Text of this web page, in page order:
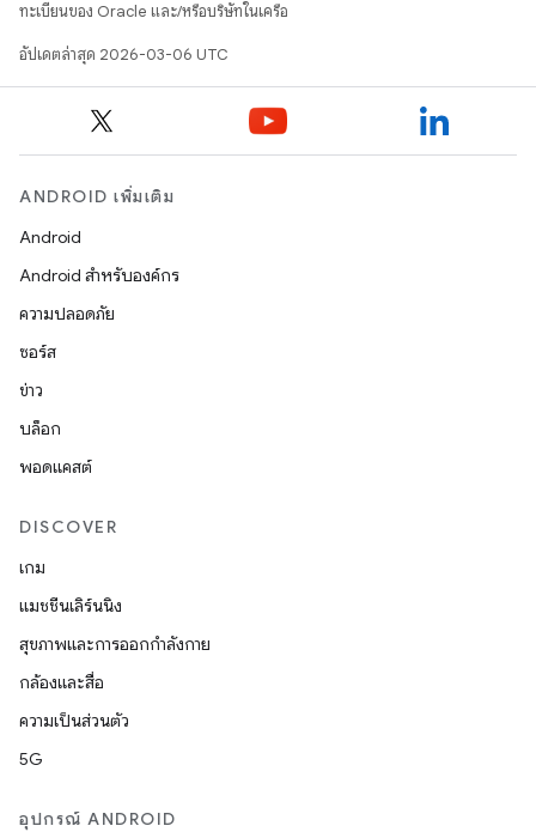
ทะเบียนของ Oracle และ/หรือบริษัทในเครือ
อัปเดตล่าสุด 2026-03-06 UTC
ANDROID เพิ่มเติม
Android
Android สำหรับองค์กร
ความปลอดภัย
ซอร์ส
ข่าว
บล็อก
พอดแคสต์
DISCOVER
เกม
แมชชีนเลิร์นนิง
สุขภาพและการออกกำลังกาย
กล้องและสื่อ
ความเป็นส่วนตัว
5G
อุปกรณ์ ANDROID